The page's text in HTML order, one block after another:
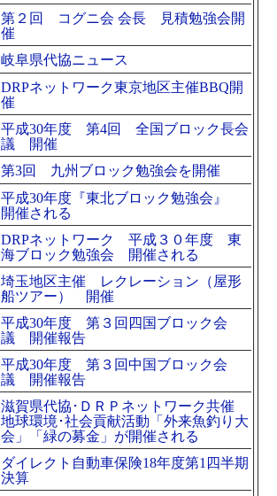
第２回 コグニ会 会長 見積勉強会開
催
岐阜県代協ニュース
DRPネットワーク東京地区主催BBQ開
催
平成30年度 第4回 全国ブロック長会
議 開催
第3回 九州ブロック勉強会を開催
平成30年度『東北ブロック勉強会』
開催される
DRPネットワーク 平成３０年度 東
海ブロック勉強会 開催される
埼玉地区主催 レクレーション（屋形
船ツアー） 開催
平成30年度 第３回四国ブロック会
議 開催報告
平成30年度 第３回中国ブロック会
議 開催報告
滋賀県代協･ＤＲＰネットワーク共催
地球環境･社会貢献活動「外来魚釣り大
会」「緑の募金」が開催される
ダイレクト自動車保険18年度第1四半期
決算